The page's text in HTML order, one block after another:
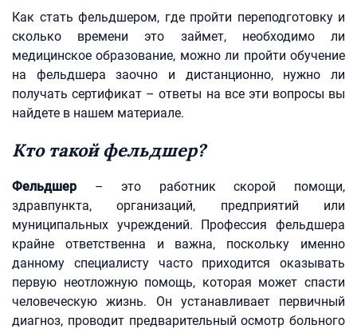
Как стать фельдшером, где пройти переподготовку и
сколько времени это займет, необходимо ли
медицинское образование, можно ли пройти обучение
на фельдшера заочно и дистанционно, нужно ли
получать сертификат – ответы на все эти вопросы вы
найдете в нашем материале.
Кто такой фельдшер?
Фельдшер – это работник скорой помощи,
здравпункта, организаций, предприятий или
муниципальных учреждений. Профессия фельдшера
крайне ответственна и важна, поскольку именно
данному специалисту часто приходится оказывать
первую неотложную помощь, которая может спасти
человеческую жизнь. Он устанавливает первичный
диагноз, проводит предварительный осмотр больного